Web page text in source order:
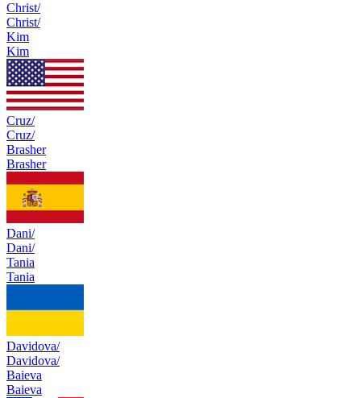
Christ/
Christ/
Kim
Kim
Cruz/
Cruz/
Brasher
Brasher
Dani/
Dani/
Tania
Tania
Davidova/
Davidova/
Baieva
Baieva